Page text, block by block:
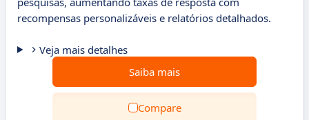
recompensas personalizáveis e relatórios detalhados.
Veja mais detalhes
Saiba mais
Compare